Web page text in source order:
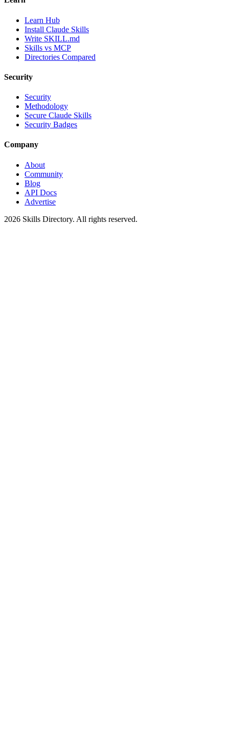
Learn Hub
Install Claude Skills
Write SKILL.md
Skills vs MCP
Directories Compared
Security
Security
Methodology
Secure Claude Skills
Security Badges
Company
About
Community
Blog
API Docs
Advertise
2026 Skills Directory. All rights reserved.